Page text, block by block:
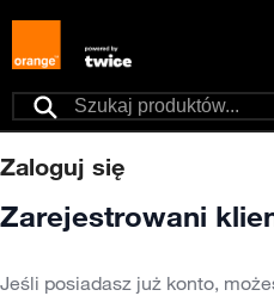
Przejdź do treści
Szukaj
Zaloguj się
Zarejestrowani
Jeśli posiadasz już konto,